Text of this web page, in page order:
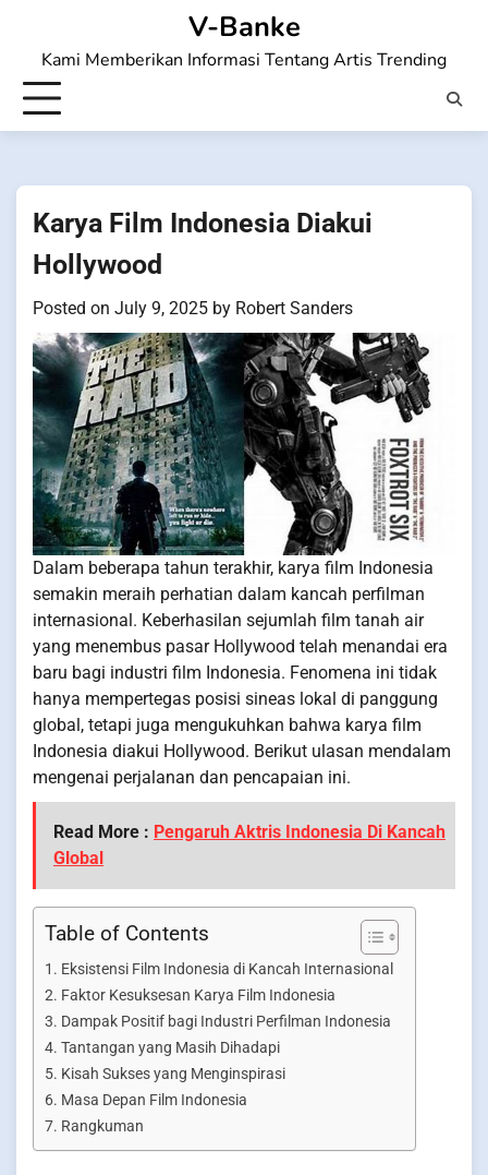
content
V-Banke
Kami Memberikan Informasi Tentang Artis Trending
Karya Film Indonesia Diakui
Hollywood
Posted on July 9, 2025 by Robert Sanders
Dalam beberapa tahun terakhir, karya film Indonesia
semakin meraih perhatian dalam kancah perfilman
internasional. Keberhasilan sejumlah film tanah air
yang menembus pasar Hollywood telah menandai era
baru bagi industri film Indonesia. Fenomena ini tidak
hanya mempertegas posisi sineas lokal di panggung
global, tetapi juga mengukuhkan bahwa karya film
Indonesia diakui Hollywood. Berikut ulasan mendalam
mengenai perjalanan dan pencapaian ini.
Read More : Pengaruh Aktris Indonesia Di Kancah
Global
Table of Contents
Eksistensi Film Indonesia di Kancah Internasional
Faktor Kesuksesan Karya Film Indonesia
Dampak Positif bagi Industri Perfilman Indonesia
Tantangan yang Masih Dihadapi
Kisah Sukses yang Menginspirasi
Masa Depan Film Indonesia
Rangkuman